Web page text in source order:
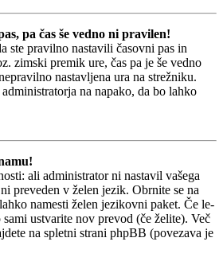
pa čas še vedno ni pravilen!
ste pravilno nastavili časovni pas in
zimski premik ure, čas pa je še vedno
nastavljena ura na strežniku.
na napako, da bo lahko
ali administrator ni nastavil vašega
preveden v želen jezik. Obrnite se na
namesti želen jezikovni paket. Če le-
sami ustvarite nov prevod (če želite). Več
na spletni strani phpBB (povezava je